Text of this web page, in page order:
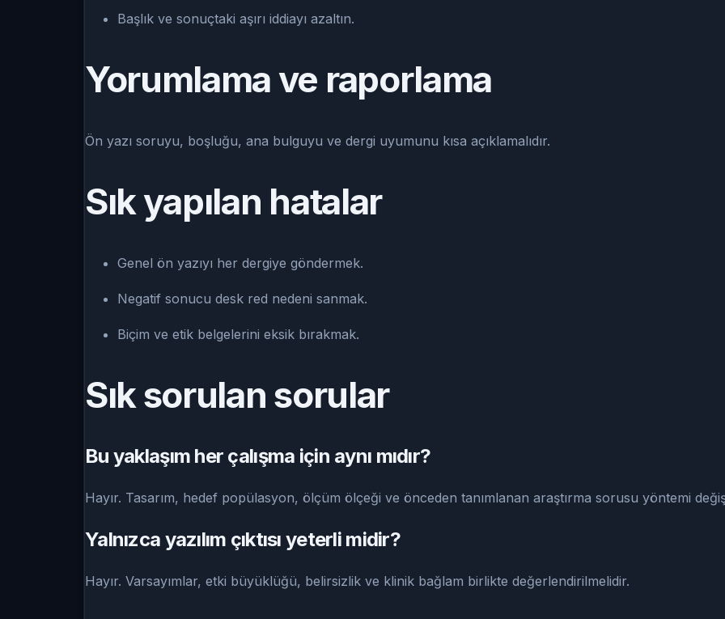
Başlık ve sonuçtaki aşırı iddiayı azaltın.
Yorumlama ve raporlama
Ön yazı soruyu, boşluğu, ana bulguyu ve dergi uyumunu kısa açıklamalıdır.
Sık yapılan hatalar
Genel ön yazıyı her dergiye göndermek.
Negatif sonucu desk red nedeni sanmak.
Biçim ve etik belgelerini eksik bırakmak.
Sık sorulan sorular
Bu yaklaşım her çalışma için aynı mıdır?
Hayır. Tasarım, hedef popülasyon, ölçüm ölçeği ve önceden tanımlanan araştırma sorusu yöntemi
Yalnızca yazılım çıktısı yeterli midir?
Hayır. Varsayımlar, etki büyüklüğü, belirsizlik ve klinik bağlam birlikte değerlendirilmelidir.